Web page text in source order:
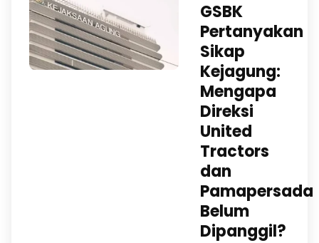
GSBK
Pertanyakan
Sikap
Kejagung:
Mengapa
Direksi
United
Tractors
dan
Pamapersada
Belum
Dipanggil?